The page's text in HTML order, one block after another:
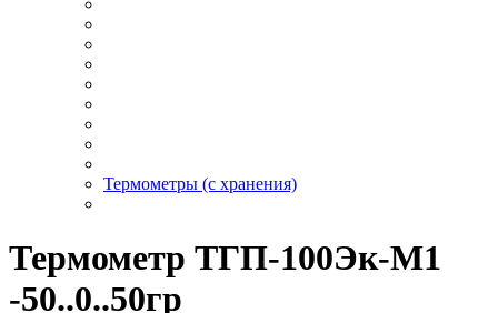
Термометры (с хранения)
Термометр ТГП-100Эк-М1
-50..0..50гр